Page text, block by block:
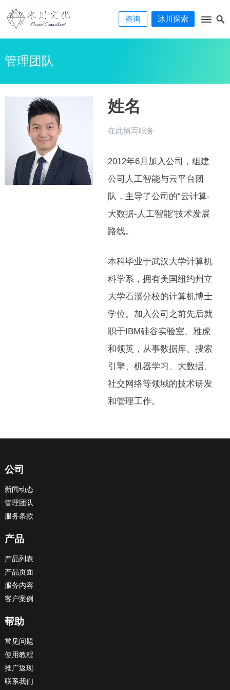
咨询 冰川探索
管理团队
姓名
在此填写职务
2012年6月加入公司，组建
公司人工智能与云平台团
队，主导了公司的“云计算-
大数据-人工智能”技术发展
路线。
本科毕业于武汉大学计算机
科学系，拥有美国纽约州立
大学石溪分校的计算机博士
学位。加入公司之前先后就
职于IBM硅谷实验室、雅虎
和领英，从事数据库、搜索
引擎、机器学习、大数据、
社交网络等领域的技术研发
和管理工作。
公司
新闻动态
管理团队
服务条款
产品
产品列表
产品页面
服务内容
客户案例
帮助
常见问题
使用教程
推广返现
联系我们